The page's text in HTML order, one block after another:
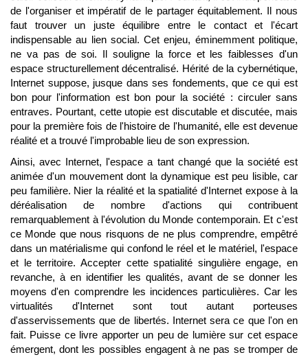
de l'organiser et impératif de le partager équitablement. Il nous
faut trouver un juste équilibre entre le contact et l'écart
indispensable au lien social. Cet enjeu, éminemment politique,
ne va pas de soi. Il souligne la force et les faiblesses d'un
espace structurellement décentralisé. Hérité de la cybernétique,
Internet suppose, jusque dans ses fondements, que ce qui est
bon pour l'information est bon pour la société : circuler sans
entraves. Pourtant, cette utopie est discutable et discutée, mais
pour la première fois de l'histoire de l'humanité, elle est devenue
réalité et a trouvé l'improbable lieu de son expression.
Ainsi, avec Internet, l'espace a tant changé que la société est
animée d'un mouvement dont la dynamique est peu lisible, car
peu familière. Nier la réalité et la spatialité d'Internet expose à la
déréalisation de nombre d'actions qui contribuent
remarquablement à l'évolution du Monde contemporain. Et c'est
ce Monde que nous risquons de ne plus comprendre, empêtré
dans un matérialisme qui confond le réel et le matériel, l'espace
et le territoire. Accepter cette spatialité singulière engage, en
revanche, à en identifier les qualités, avant de se donner les
moyens d'en comprendre les incidences particulières. Car les
virtualités d'Internet sont tout autant porteuses
d'asservissements que de libertés. Internet sera ce que l'on en
fait. Puisse ce livre apporter un peu de lumière sur cet espace
émergent, dont les possibles engagent à ne pas se tromper de